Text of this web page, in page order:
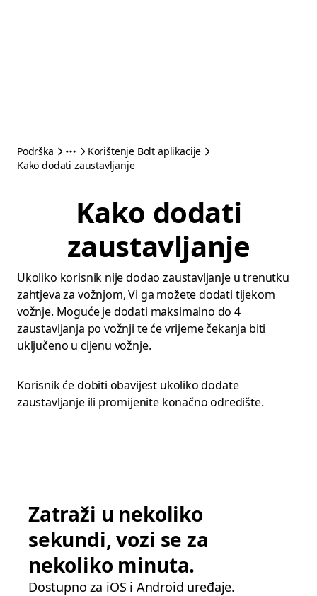
Podrška
Korištenje Bolt aplikacije
Kako dodati zaustavljanje
Kako dodati
zaustavljanje
Ukoliko korisnik nije dodao zaustavljanje u trenutku
zahtjeva za vožnjom, Vi ga možete dodati tijekom
vožnje. Moguće je dodati maksimalno do 4
zaustavljanja po vožnji te će vrijeme čekanja biti
uključeno u cijenu vožnje.
Korisnik će dobiti obavijest ukoliko dodate
zaustavljanje ili promijenite konačno odredište.
Zatraži u nekoliko
sekundi, vozi se za
nekoliko minuta.
Dostupno za iOS i Android uređaje.